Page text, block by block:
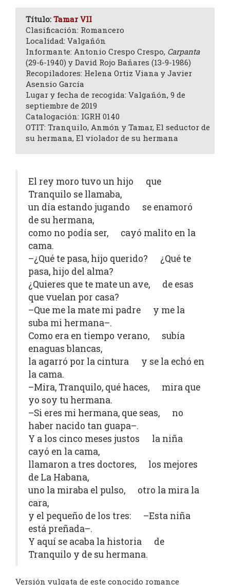
Título: Tamar VII
Clasificación: Romancero
Localidad: Valgañón
Informante: Antonio Crespo Crespo, Carpanta
(29-6-1940) y David Rojo Bañares (13-9-1986)
Recopiladores: Helena Ortiz Viana y Javier
Asensio García
Lugar y fecha de recogida: Valgañón, 9 de
septiembre de 2019
Catalogación: IGRH 0140
OTIT: Tranquilo, Anmón y Tamar, El seductor de
su hermana, El violador de su hermana
El rey moro tuvo un hijo que
Tranquilo se llamaba,
un día estando jugando se enamoró
de su hermana,
como no podía ser, cayó malito en la
cama.
–¿Qué te pasa, hijo querido? ¿Qué te
pasa, hijo del alma?
¿Quieres que te mate un ave, de esas
que vuelan por casa?
–Que me la mate mi padre y me la
suba mi hermana–.
Como era en tiempo verano, subía
enaguas blancas,
la agarró por la cintura y se la echó en
la cama.
–Mira, Tranquilo, qué haces, mira que
yo soy tu hermana.
–Si eres mi hermana, que seas, no
haber nacido tan guapa–.
Y a los cinco meses justos la niña
cayó en la cama,
llamaron a tres doctores, los mejores
de La Habana,
uno la miraba el pulso, otro la mira la
cara,
y el pequeño de los tres: –Esta niña
está preñada–.
Y aquí se acaba la historia de
Tranquilo y de su hermana.
Versión vulgata de este conocido romance